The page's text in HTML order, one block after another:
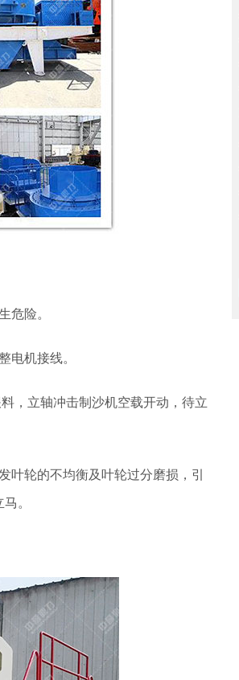
危险。
电机接线。
，立轴冲击制沙机空载开动，待立
叶轮的不均衡及叶轮过分磨损，引
。